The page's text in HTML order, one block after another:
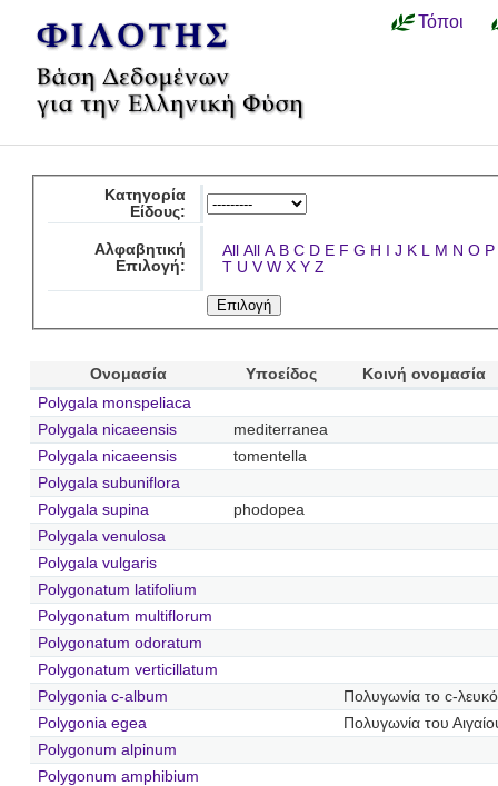
Τόποι
Κατηγορία
Είδους:
Αλφαβητική
Επιλογή:
All All A B C D E F G H I J K L M N O P
T U V W X Y Z
Ονομασία Υποείδος
Κοινή ονομασία
Polygala monspeliaca
Polygala nicaeensis
mediterranea
Polygala nicaeensis
tomentella
Polygala subuniflora
Polygala supina
phodopea
Polygala venulosa
Polygala vulgaris
Polygonatum latifolium
Polygonatum multiflorum
Polygonatum odoratum
Polygonatum verticillatum
Polygonia c-album
Πολυγωνία το c-λευκό
Polygonia egea
Πολυγωνία του
Polygonum alpinum
Polygonum amphibium